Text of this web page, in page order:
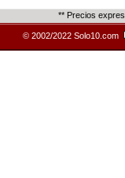
** Precios
© 2002/2022 Solo10.com